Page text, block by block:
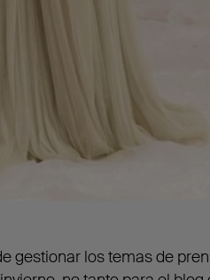
gestionar los temas de